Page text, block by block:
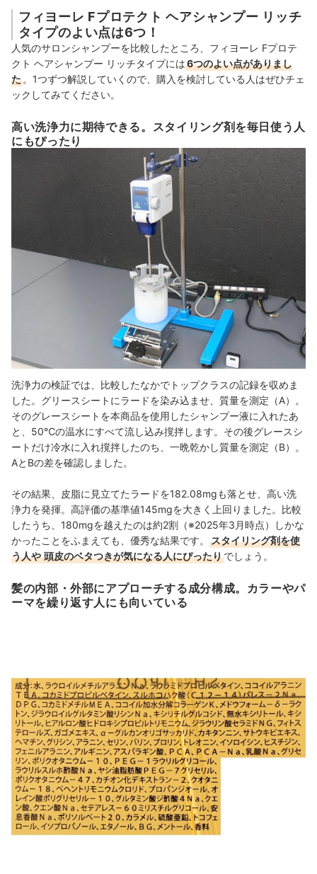
フィヨーレ Fプロテクト ヘアシャンプー リッチ
タイプのよい点は6つ！
人気のサロンシャンプーを比較したところ、フィヨーレ Fプロテ
クト ヘアシャンプー リッチタイプには6つのよい点がありまし
た 。1つずつ解説していくので、購入を検討している人はぜひチェ
ックしてみてください。
高い洗浄力に期待できる。スタイリング剤を毎日使う人
にもぴったり
洗浄力の検証では、比較したなかでトップクラスの記録を収めま
した。グリースシートにラードを染み込ませ、質量を測定（A）。
そのグレースシートを本商品を使用したシャンプー液に入れたあ
と、50℃の温水にすべて流し込み撹拌します。その後グレースシ
ートだけ冷水に入れ撹拌したのち、一晩乾かし質量を測定（B）。
AとBの差を確認しました。
その結果、皮脂に見立てたラードを182.08mgも落とせ、高い洗
浄力を発揮。高評価の基準値145mgを大きく上回りました。 比較
したうち、180mgを越えたのは約2割（※2025年3月時点）しかな
かったことをふまえても、優秀な結果です。
スタイリング剤を使
う人や 頭皮のベタつきが気になる人にぴったりでしょう。
髪の内部・外部にアプローチする成分構成。カラーやパ
ーマを繰り返す人にも向いている